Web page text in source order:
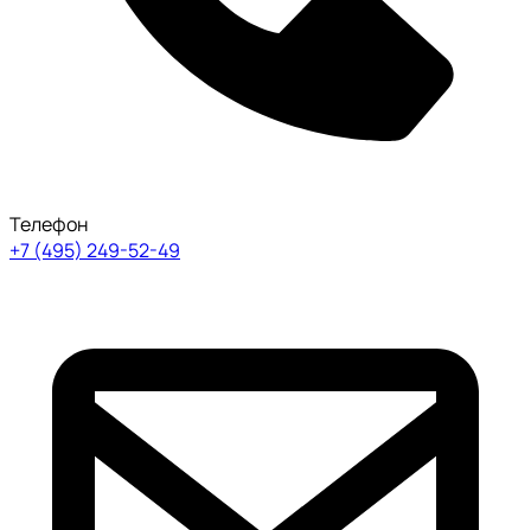
Телефон
+7 (495) 249-52-49